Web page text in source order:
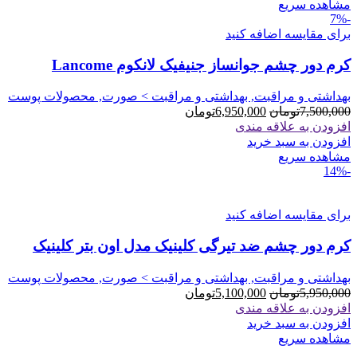
مشاهده سریع
-7%
برای مقایسه اضافه کنید
کرم دور چشم جوانساز جنیفیک لانکوم Lancome
بهداشتی و مراقبت, بهداشتی و مراقبت > صورت, محصولات پوست
7,500,000تومان قیمت
اصلی
6,950,000تومان
افزودن به علاقه مندی
افزودن به سبد خرید
مشاهده سریع
-14%
برای مقایسه اضافه کنید
کرم دور چشم ضد تیرگی کلینیک مدل اون بتر کلینیک
بهداشتی و مراقبت, بهداشتی و مراقبت > صورت, محصولات پوست
5,950,000تومان قیمت
اصلی
5,100,000تومان
افزودن به علاقه مندی
افزودن به سبد خرید
مشاهده سریع